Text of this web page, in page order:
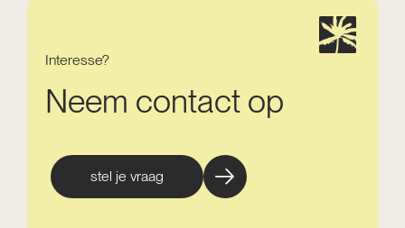
Interesse?
Neem contact op
stel je vraag